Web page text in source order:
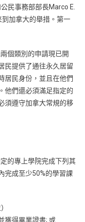
民事務部部長Marco E.
到加拿大的舉措。第一
個類別的申請現已開
民提供了通往永久居留
居民身份，並且在他們
他們還必須滿足指定的
須遵守加拿大常規的移
的專上學院完成下列其
完成至少50%的學習課
獲得畢業證書; 或